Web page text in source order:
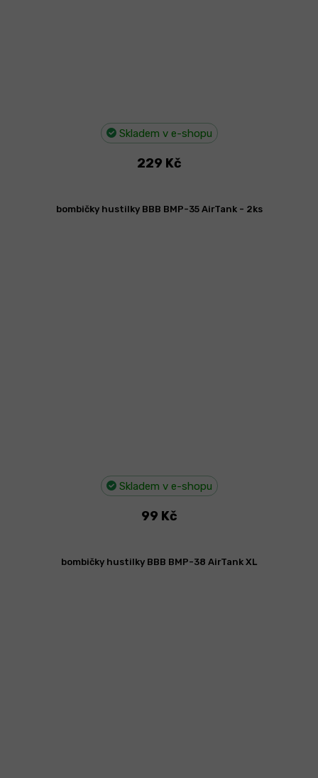
Skladem v e-shopu
229 Kč
bombičky hustilky BBB BMP-35 AirTank - 2ks
Skladem v e-shopu
99 Kč
bombičky hustilky BBB BMP-38 AirTank XL